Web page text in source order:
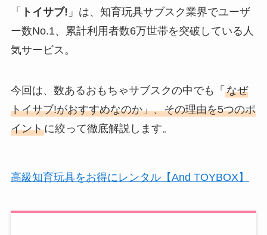
「
トイサブ! 」は、知育玩具サブスク業界でユーザ
ー数No.1、累計利用者数6万世帯を突破している人
気サービス。
今回は、数あるおもちゃサブスクの中でも「 なぜ
トイサブ!がおすすめなのか」、その理由を5つのポ
イントに絞って徹底解説します。
高級知育玩具をお得にレンタル【And TOYBOX】